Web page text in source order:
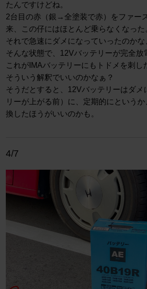
たんですけどね。
2台目の赤（銀→全塗装で赤）をファー
来、この仔にはほとんど乗らなくなった
それで急速にダメになっていったのかな
そんな状態で、12Vバッテリーが完全放
これがIMAバッテリーにもトドメを刺し
そういう解釈でいいのかなぁ？
そうだとすると、12Vバッテリーはダメ
リーが上がる前）に、定期的にという
換したほうがいいのかも。
4/7